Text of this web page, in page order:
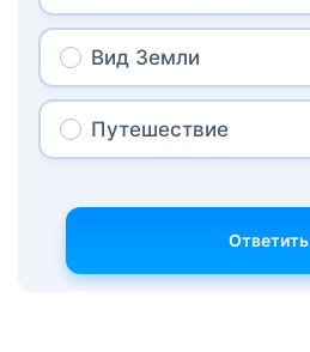
Вид Земли
Путешествие
Ответить